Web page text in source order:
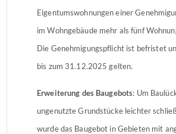
Eigentumswohnungen einer
im Wohngebäude mehr als fünf
Die Genehmigungspflicht ist befristet
bis zum 31.12.2025 gelten.
Erweiterung des Baugebots: Um
ungenutzte Grundstücke leichter
wurde das Baugebot in Gebieten mit